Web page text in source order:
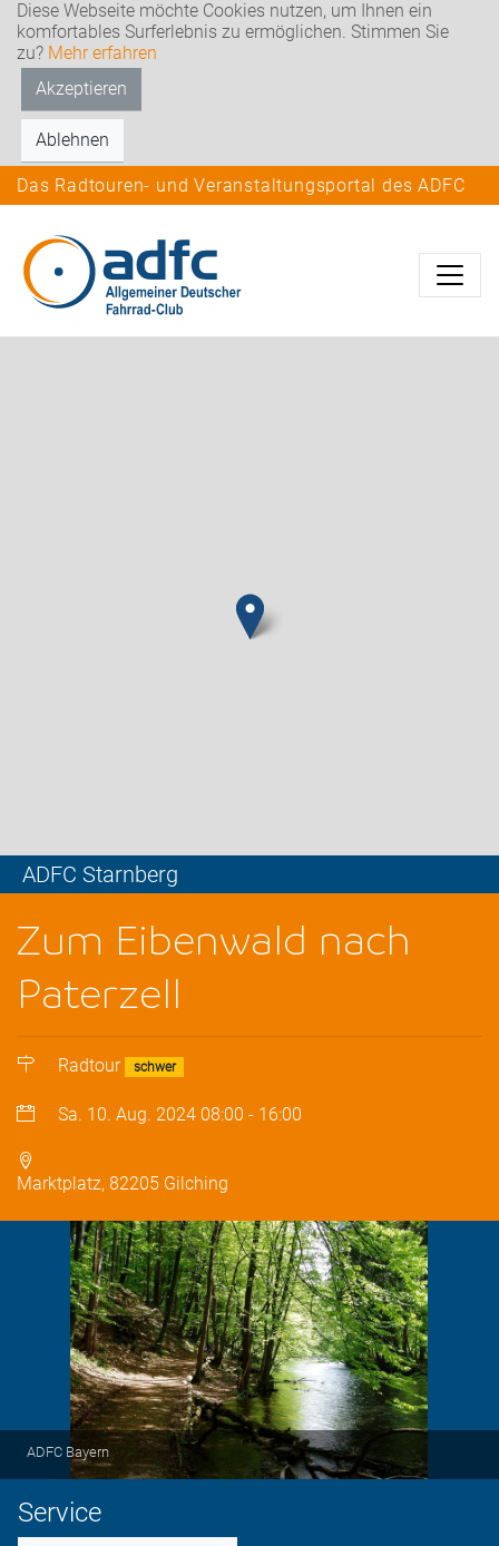
Diese Webseite möchte Cookies nutzen, um Ihnen ein
komfortables Surferlebnis zu ermöglichen. Stimmen Sie
zu? Mehr erfahren
Akzeptieren
Ablehnen
Das Radtouren- und Veranstaltungsportal des ADFC
ADFC Starnberg
Zum Eibenwald nach
Paterzell
Radtour schwer
Sa. 10. Aug. 2024 08:00 - 16:00
Marktplatz, 82205 Gilching
ADFC Bayern
Service